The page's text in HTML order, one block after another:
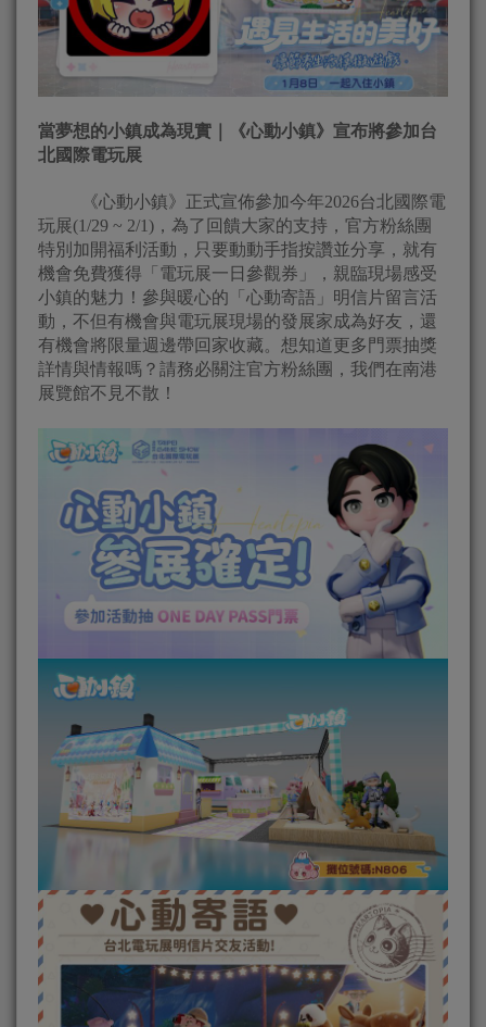
當夢想的小鎮成為現實｜《心動小鎮》宣布將參加台
北國際電玩展
《心動小鎮》正式宣佈參加今年2026台北國際電
玩展(1/29 ~ 2/1)，為了回饋大家的支持，官方粉絲團
特別加開福利活動，只要動動手指按讚並分享，就有
機會免費獲得「電玩展一日參觀券」，親臨現場感受
小鎮的魅力！參與暖心的「心動寄語」明信片留言活
動，不但有機會與電玩展現場的發展家成為好友，還
有機會將限量週邊帶回家收藏。想知道更多門票抽獎
詳情與情報嗎？請務必關注官方粉絲團，我們在南港
展覽館不見不散！